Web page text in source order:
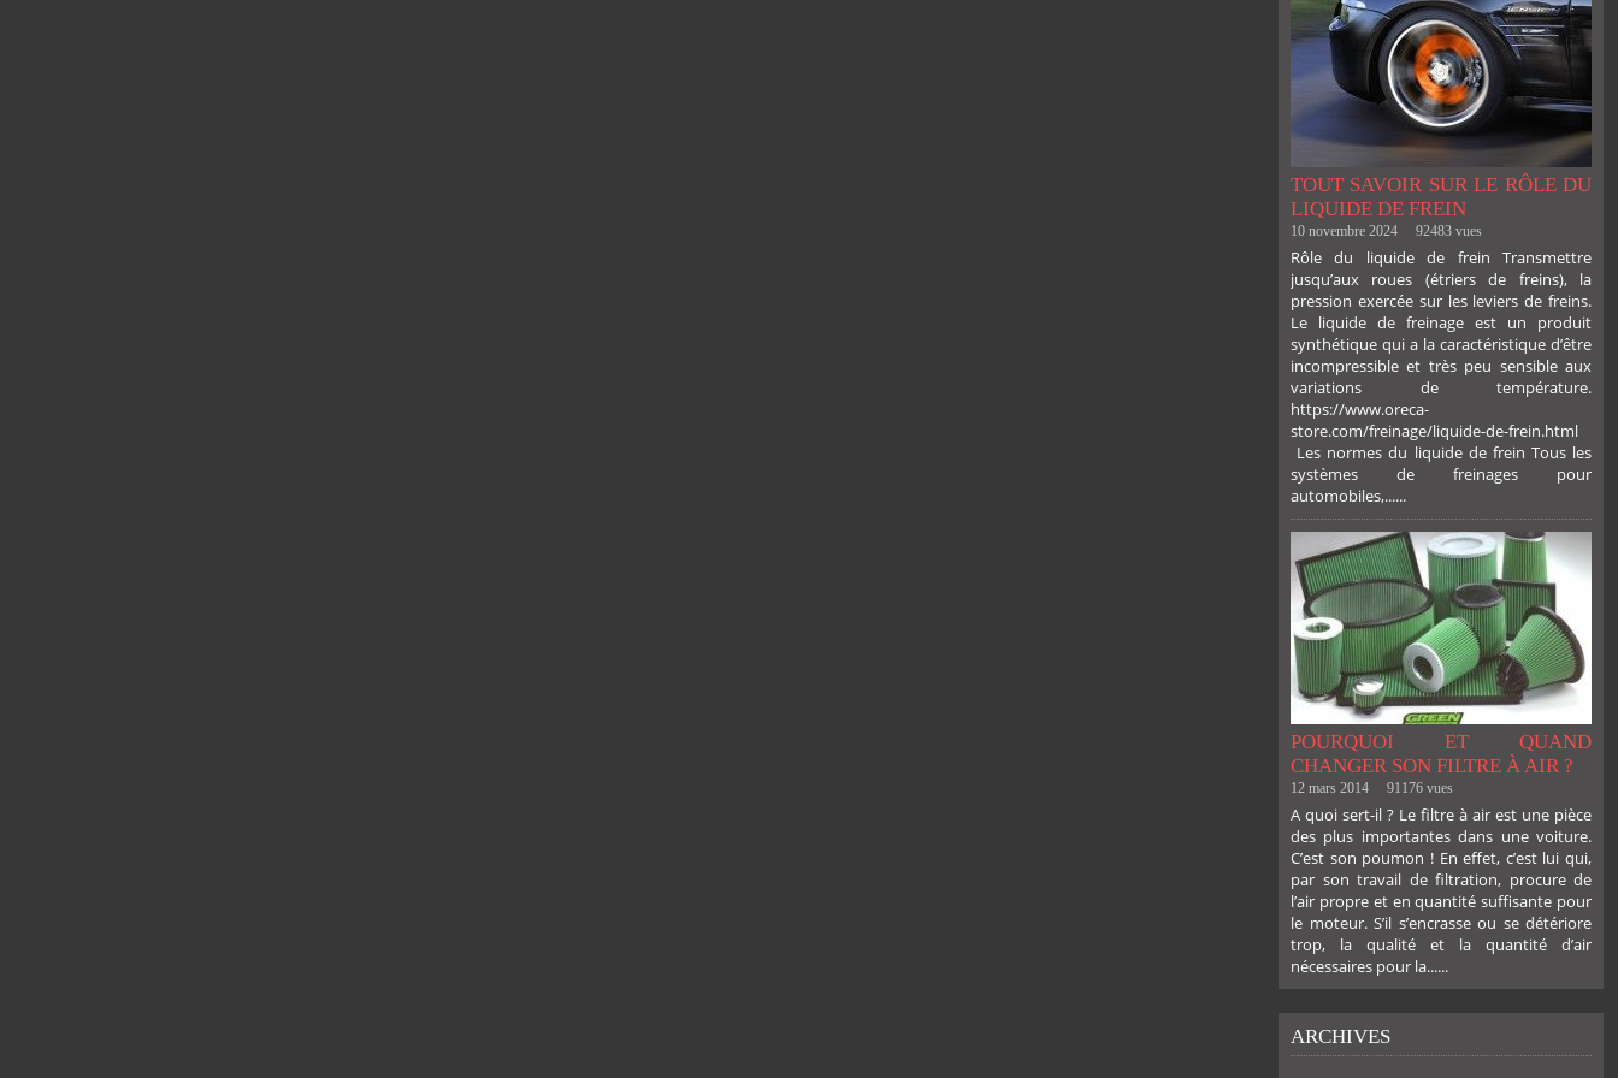
TOUT SAVOIR SUR LE RÔLE DU
LIQUIDE DE FREIN
10 novembre 2024 92483 vues
Rôle du liquide de frein Transmettre
jusqu’aux roues (étriers de freins), la
pression exercée sur les leviers de freins.
Le liquide de freinage est un produit
synthétique qui a la caractéristique d’être
incompressible et très peu sensible aux
variations de température.
https://www.oreca-
store.com/freinage/liquide-de-frein.html
Les normes du liquide de frein Tous les
systèmes de freinages pour
automobiles,......
POURQUOI ET QUAND
CHANGER SON FILTRE À AIR ?
12 mars 2014 91176 vues
A quoi sert-il ? Le filtre à air est une pièce
des plus importantes dans une voiture.
C’est son poumon ! En effet, c’est lui qui,
par son travail de filtration, procure de
l’air propre et en quantité suffisante pour
le moteur. S’il s’encrasse ou se détériore
trop, la qualité et la quantité d’air
nécessaires pour la......
ARCHIVES